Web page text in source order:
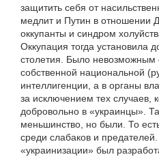
защитить себя от
медлит и Путин в отношении
оккупанты и синдром
Оккупация тогда установила
столетия. Было невозможным
собственной национальной
интеллигенции, а в органы
за исключением тех случаев,
добровольно в «украинцы».
меньшинство, но были. То
среди слабаков и
«украинизации» был